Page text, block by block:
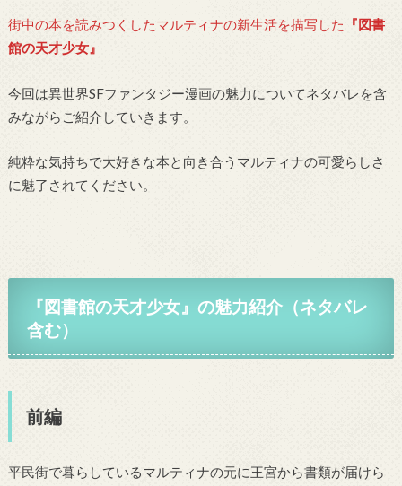
街中の本を読みつくしたマルティナの新生活を描写した
『図書
館の天才少女』
今回は異世界SFファンタジー漫画の魅力についてネタバレを含
みながらご紹介していきます。
純粋な気持ちで大好きな本と向き合うマルティナの可愛らしさ
に魅了されてください。
『図書館の天才少女』の魅力紹介（ネタバレ
含む）
前編
平民街で暮らしているマルティナの元に王宮から書類が届けら